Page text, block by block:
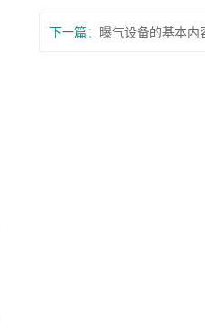
下一篇： 曝气设备的基本内